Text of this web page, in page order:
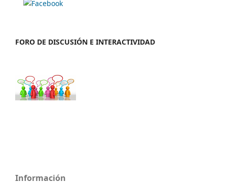
FORO DE DISCUSIÓN E INTERACTIVIDAD
Información